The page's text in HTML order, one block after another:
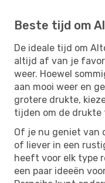
Beste tijd om
De ideale tijd om
altijd af van je
weer. Hoewel
aan mooi weer en
grotere drukte,
tijden om de drukte
Of je nu geniet van
of liever in een
heeft voor elk type
een paar ideeën